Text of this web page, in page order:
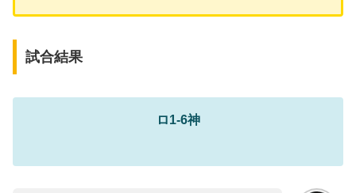
試合結果
ロ1-6神